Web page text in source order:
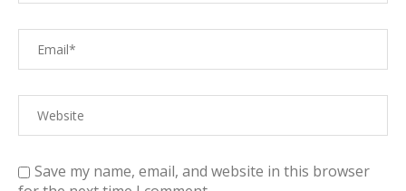
Save my name, email, and website in this browser